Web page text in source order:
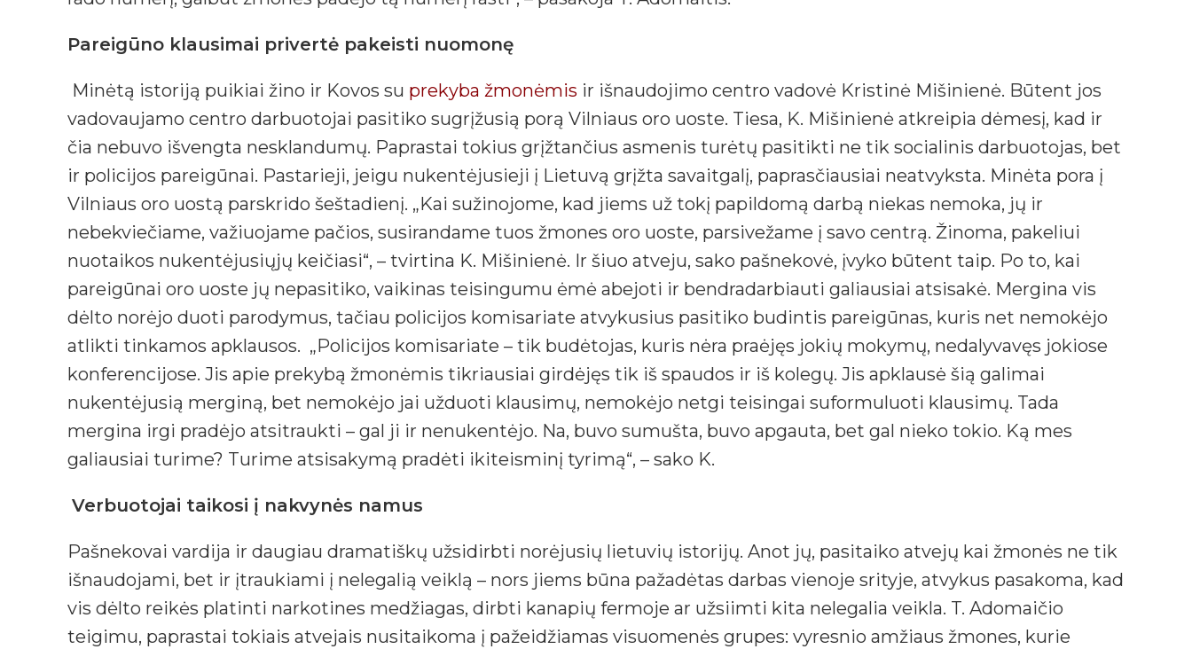
Pareigūno klausimai privertė pakeisti nuomonę
Minėtą istoriją puikiai žino ir Kovos su prekyba žmonėmis ir išnaudojimo centro vadovė Kristinė Mišinienė. Būtent jos
vadovaujamo centro darbuotojai pasitiko sugrįžusią porą Vilniaus oro uoste. Tiesa, K. Mišinienė atkreipia dėmesį, kad ir
čia nebuvo išvengta nesklandumų. Paprastai tokius grįžtančius asmenis turėtų pasitikti ne tik socialinis darbuotojas, bet
ir policijos pareigūnai. Pastarieji, jeigu nukentėjusieji į Lietuvą grįžta savaitgalį, paprasčiausiai neatvyksta. Minėta pora į
Vilniaus oro uostą parskrido šeštadienį. „Kai sužinojome, kad jiems už tokį papildomą darbą niekas nemoka, jų ir
nebekviečiame, važiuojame pačios, susirandame tuos žmones oro uoste, parsivežame į savo centrą. Žinoma, pakeliui
nuotaikos nukentėjusiųjų keičiasi“, – tvirtina K. Mišinienė. Ir šiuo atveju, sako pašnekovė, įvyko būtent taip. Po to, kai
pareigūnai oro uoste jų nepasitiko, vaikinas teisingumu ėmė abejoti ir bendradarbiauti galiausiai atsisakė. Mergina vis
dėlto norėjo duoti parodymus, tačiau policijos komisariate atvykusius pasitiko budintis pareigūnas, kuris net nemokėjo
atlikti tinkamos apklausos. „Policijos komisariate – tik budėtojas, kuris nėra praėjęs jokių mokymų, nedalyvavęs jokiose
konferencijose. Jis apie prekybą žmonėmis tikriausiai girdėjęs tik iš spaudos ir iš kolegų. Jis apklausė šią galimai
nukentėjusią merginą, bet nemokėjo jai užduoti klausimų, nemokėjo netgi teisingai suformuluoti klausimų. Tada
mergina irgi pradėjo atsitraukti – gal ji ir nenukentėjo. Na, buvo sumušta, buvo apgauta, bet gal nieko tokio. Ką mes
galiausiai turime? Turime atsisakymą pradėti ikiteisminį tyrimą“, – sako K.
Verbuotojai taikosi į nakvynės namus
Pašnekovai vardija ir daugiau dramatiškų užsidirbti norėjusių lietuvių istorijų. Anot jų, pasitaiko atvejų kai žmonės ne tik
išnaudojami, bet ir įtraukiami į nelegalią veiklą – nors jiems būna pažadėtas darbas vienoje srityje, atvykus pasakoma, kad
vis dėlto reikės platinti narkotines medžiagas, dirbti kanapių fermoje ar užsiimti kita nelegalia veikla. T. Adomaičio
teigimu, paprastai tokiais atvejais nusitaikoma į pažeidžiamas visuomenės grupes: vyresnio amžiaus žmones, kurie